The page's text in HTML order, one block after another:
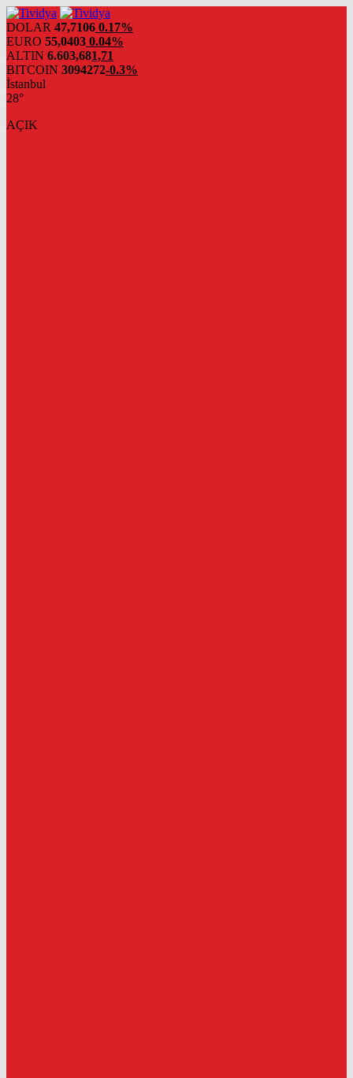
evden
eve
nakliyat
DOLAR 47,7106 0.17%
EURO 55,0403 0.04%
ALTIN 6.603,681,71
BITCOIN 3094272-0.3%
İstanbul
28°
AÇIK